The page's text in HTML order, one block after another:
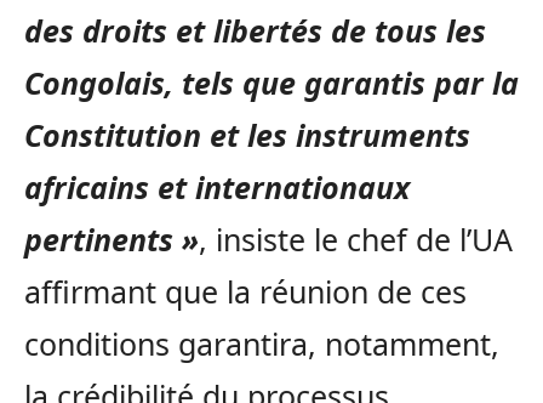
des droits et libertés de tous les
Congolais, tels que garantis par la
Constitution et les instruments
africains et internationaux
pertinents », insiste le chef de l’UA
affirmant que la réunion de ces
conditions garantira, notamment,